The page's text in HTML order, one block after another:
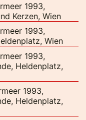
1993,
Kerzen, Wien
1993,
Wien
1993,
Heldenplatz,
1993,
Heldenplatz,